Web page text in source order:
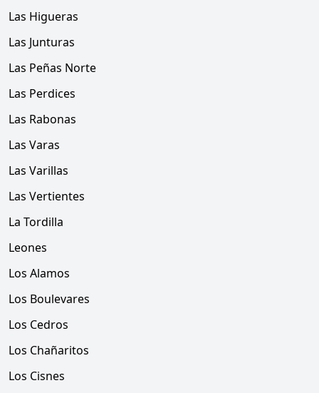
Las Higueras
Las Junturas
Las Peñas Norte
Las Perdices
Las Rabonas
Las Varas
Las Varillas
Las Vertientes
La Tordilla
Leones
Los Alamos
Los Boulevares
Los Cedros
Los Chañaritos
Los Cisnes